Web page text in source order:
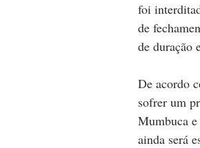
foi
de
de duração
De acordo
sofrer um
Mumbuca
ainda será